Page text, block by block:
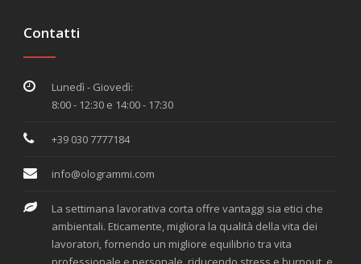
Contatti
Lunedì - Giovedì:
8:00 - 12:30 e 14:00 - 17:30
+39 030 7777184
info@ologrammi.com
La settimana lavorativa corta offre vantaggi sia etici che
ambientali. Eticamente, migliora la qualità della vita dei
lavoratori, fornendo un migliore equilibrio tra vita